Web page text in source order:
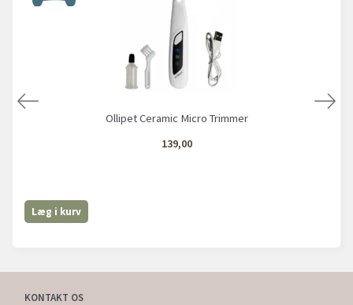
Ollipet Ceramic Micro Trimmer
139,00
Læg i kurv
KONTAKT OS